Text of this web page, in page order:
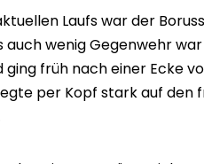
Laufs war der
auch wenig Gegenwehr
früh nach einer Ecke
per Kopf stark auf den